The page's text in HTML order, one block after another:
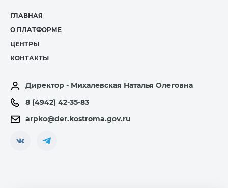
ГЛАВНАЯ
О ПЛАТФОРМЕ
ЦЕНТРЫ
КОНТАКТЫ
Директор - Михалевская Наталья Олеговна
8 (4942) 42-35-83
arpko@der.kostroma.gov.ru